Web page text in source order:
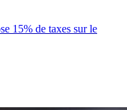
15% de taxes sur le